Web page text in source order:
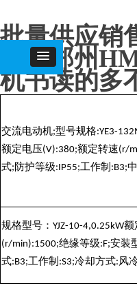
批量供应销
销售郑州
机书读的多
交流电动机;型号规格:YE3-
额定电压(V):380;额定转速(r/
式;防护等级:IP55;工作制:B3;
规格型号： YJZ-10-4,0.25kW额
(r/min):1500;绝缘等级:F;安装
式:B3;工作制 :S3;冷却方式: 风